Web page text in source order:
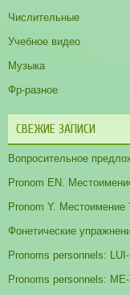
Числительные
Учебное видео
Музыка
Фр-разное
СВЕЖИЕ ЗАПИСИ
Вопросительное
Pronom EN.
Pronom Y. Местоимение
Фонетические
Pronoms personnels:
Pronoms personnels: